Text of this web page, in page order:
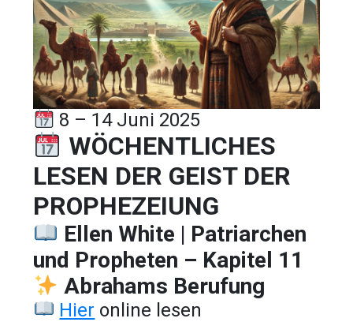
8 – 14 Juni 2025
WÖCHENTLICHES
LESEN DER GEIST DER
PROPHEZEIUNG
Ellen White | Patriarchen
und Propheten – Kapitel 11
Abrahams Berufung
Hier online lesen